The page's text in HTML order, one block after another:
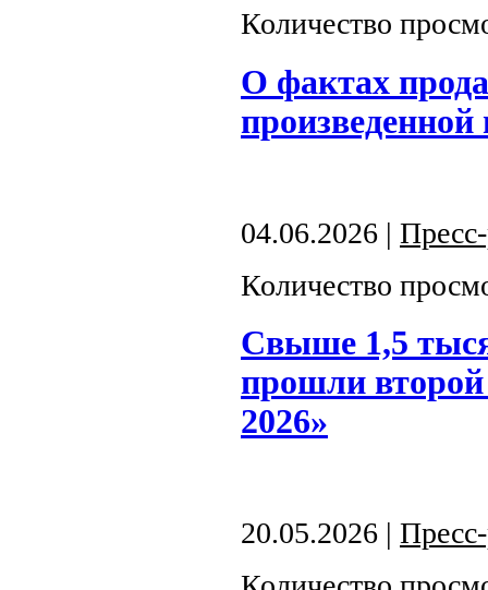
Количество
О фактах
04.06.2026 |
Количество
Свыше 1,5
прошли второй
2026»
20.05.2026 |